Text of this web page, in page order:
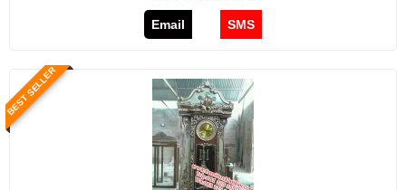
Email SMS
BEST SELLER